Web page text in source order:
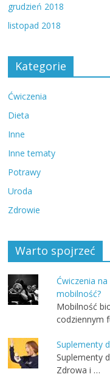
grudzień 2018
listopad 2018
Kategorie
Ćwiczenia
Dieta
Inne
Inne tematy
Potrawy
Uroda
Zdrowie
Warto spojrzeć
Ćwiczenia
mobilność?
Mobilność
codziennym
Suplementy
Suplementy
Zdrowa i …